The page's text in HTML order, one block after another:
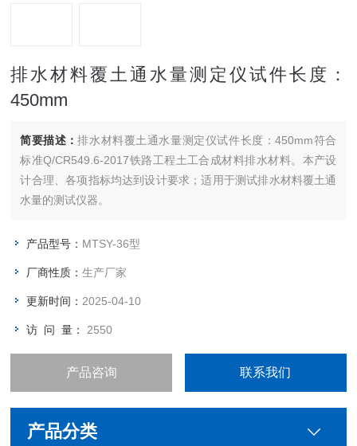
排水材料覆土通水量测定仪试件长度：
450mm
简要描述：排水材料覆土通水量测定仪试件长度：450mm符合
标准Q/CR549.6-2017铁路工程土工合成材料排水材料。本产设
计合理、各项指标均达到设计要求；适用于测试排水材料覆土通
水量的测试仪器。
产品型号： MTSY-36型
厂商性质：生产厂家
更新时间： 2025-04-10
访 问 量： 2550
产品咨询 联系我们
产品分类